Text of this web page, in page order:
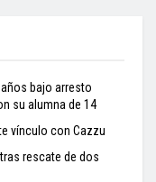
bajo arresto
su alumna de 14
vínculo con Cazzu
rescate de dos